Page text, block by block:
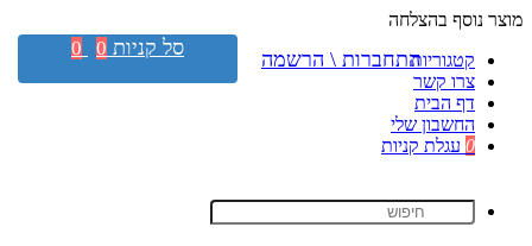
מוצר נוסף בהצלחה
קטגוריות
צרו קשר
דף הבית
החשבון שלי
0 עגלת קניות
התחברות \ הרשמה סל קניות 0
0